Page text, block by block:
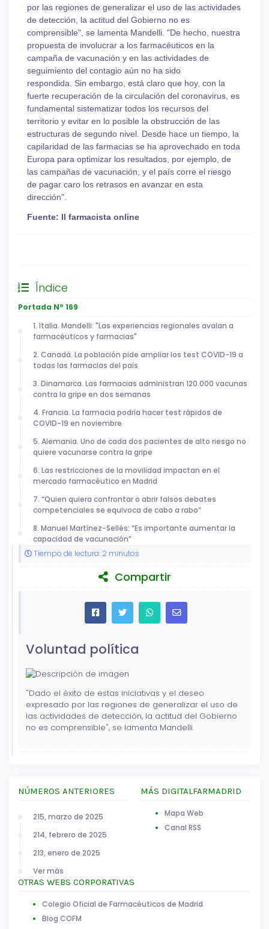
por las regiones de generalizar el uso de las actividades
de detección, la actitud del Gobierno no es
comprensible", se lamenta Mandelli. "De hecho, nuestra
propuesta de involucrar a los farmacéuticos en la
campaña de vacunación y en las actividades de
seguimiento del contagio aún no ha sido
respondida. Sin embargo, está claro que hoy, con la
fuerte recuperación de la circulación del coronavirus, es
fundamental sistematizar todos los recursos del
territorio y evitar en lo posible la obstrucción de las
estructuras de segundo nivel. Desde hace un tiempo, la
capilaridad de las farmacias se ha aprovechado en toda
Europa para optimizar los resultados, por ejemplo, de
las campañas de vacunación, y el país corre el riesgo
de pagar caro los retrasos en avanzar en esta
dirección".
Fuente: Il farmacista online
Índice
Portada Nº 169
1. Italia. Mandelli: "Las experiencias regionales avalan a
farmacéuticos y farmacias"
2. Canadá. La población pide ampliar los test COVID-19 a
todas las farmacias del país
3. Dinamarca. Las farmacias administran 120.000 vacunas
contra la gripe en dos semanas
4. Francia. La farmacia podría hacer test rápidos de
COVID-19 en noviembre
5. Alemania. Uno de cada dos pacientes de alto riesgo no
quiere vacunarse contra la gripe
6. Las restricciones de la movilidad impactan en el
mercado farmacéutico en Madrid
7. “Quien quiera confrontar o abrir falsos debates
competenciales se equivoca de cabo a rabo”
8. Manuel Martínez-Sellés: “Es importante aumentar la
capacidad de vacunación”
Tiempo de lectura: 2 minutos
Compartir
Voluntad política
"Dado el éxito de estas iniciativas y el deseo
expresado por las regiones de generalizar el uso de
las actividades de detección, la actitud del Gobierno
no es comprensible", se lamenta Mandelli.
NÚMEROS ANTERIORES
215, marzo de 2025
214, febrero de 2025
213, enero de 2025
Ver más
MÁS DIGITALFARMADRID
Mapa Web
Canal RSS
OTRAS WEBS CORPORATIVAS
Colegio Oficial de Farmacéuticos de Madrid
Blog COFM